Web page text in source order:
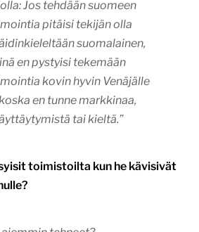
Jos tehdään suomeen
pitäisi tekijän olla
suomalainen,
en pystyisi tekemään
kovin hyvin Venäjälle
en tunne markkinaa,
tai kieltä.”
toimistoilta kun he kävisivät